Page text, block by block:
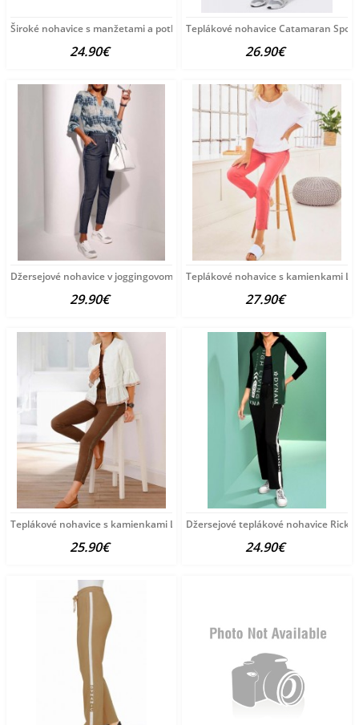
Široké nohavice s manžetami a potlačou HEINE, khaki-čierno-farebné
24.90€
Teplákové nohavice Catamaran
26.90€
Džersejové nohavice v joggingovom štýle Création L,
29.90€
Teplákové nohavice s kamienkami
27.90€
Teplákové nohavice s kamienkami Linea Tesini, hnedé
25.90€
Džersejové teplákové nohavice Rick
24.90€